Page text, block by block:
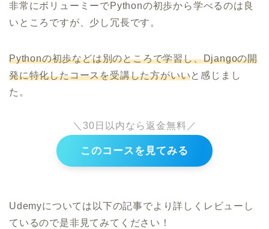
非常にボリューミーでPythonの初歩から学べるのは良
いところですが、少し冗長です。
Pythonの初歩などは別のところで学習し、Djangoの開
発に特化したコースを受講した方がいいと感じまし
た。
＼30日以内なら返金無料／
このコースを見てみる
Udemyについては以下の記事でより詳しくレビューし
ているので是非見てみてください！